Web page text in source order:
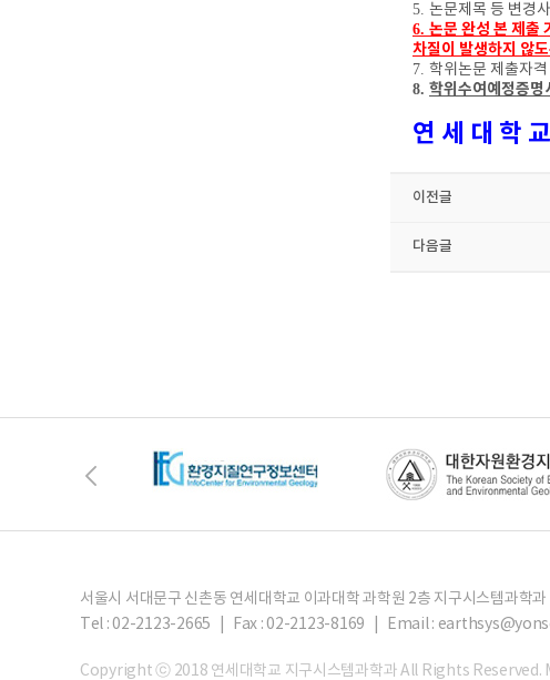
5. 논문제목 등 변경
6. 논문 완성 본 제출
차질이 발생하지 않도
7. 학위논문 제출자
8. 학위수여예정증명
연 세 대 학
이전글
다음글
서울시 서대문구 신촌동 연세대학교 이과대학 과학원 2층 지구시스템과학과
Tel : 02-2123-2665 | Fax : 02-2123-8169 |
Email :
Copyright ⓒ 2018 연세대학교 지구시스템과학과 All Rights Reserved.